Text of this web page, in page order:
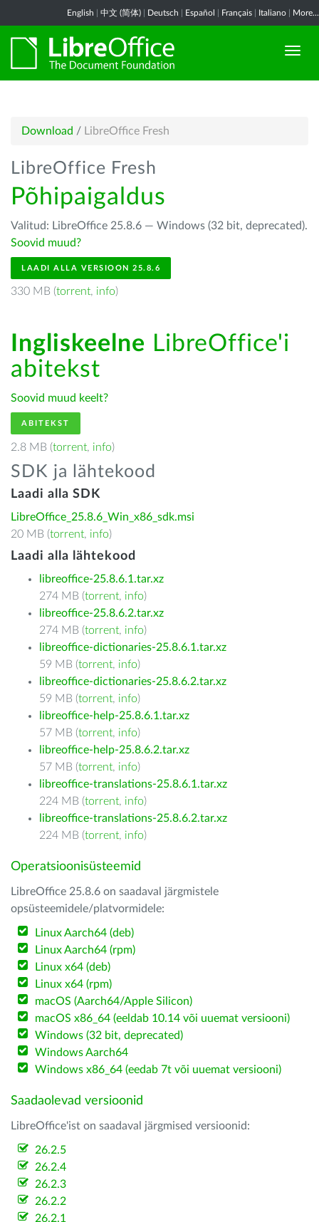
English 中文 (简体) Deutsch Español Français Italiano More...
Download / LibreOffice Fresh
LibreOffice Fresh
Põhipaigaldus
Valitud: LibreOffice 25.8.6 — Windows (32 bit, deprecated).
Soovid muud?
LAADI ALLA VERSIOON 25.8.6
330 MB (torrent, info)
Ingliskeelne LibreOffice'i
abitekst
Soovid muud keelt?
ABITEKST
2.8 MB (torrent, info)
SDK ja lähtekood
Laadi alla SDK
LibreOffice_25.8.6_Win_x86_sdk.msi
20 MB (torrent, info)
Laadi alla lähtekood
libreoffice-25.8.6.1.tar.xz
274 MB (torrent, info)
libreoffice-25.8.6.2.tar.xz
274 MB (torrent, info)
libreoffice-dictionaries-25.8.6.1.tar.xz
59 MB (torrent, info)
libreoffice-dictionaries-25.8.6.2.tar.xz
59 MB (torrent, info)
libreoffice-help-25.8.6.1.tar.xz
57 MB (torrent, info)
libreoffice-help-25.8.6.2.tar.xz
57 MB (torrent, info)
libreoffice-translations-25.8.6.1.tar.xz
224 MB (torrent, info)
libreoffice-translations-25.8.6.2.tar.xz
224 MB (torrent, info)
Operatsioonisüsteemid
LibreOffice 25.8.6 on saadaval järgmistele
opsüsteemidele/platvormidele:
Linux Aarch64 (deb)
Linux Aarch64 (rpm)
Linux x64 (deb)
Linux x64 (rpm)
macOS (Aarch64/Apple Silicon)
macOS x86_64 (eeldab 10.14 või uuemat versiooni)
Windows (32 bit, deprecated)
Windows Aarch64
Windows x86_64 (eedab 7t või uuemat versiooni)
Saadaolevad versioonid
LibreOffice'ist on saadaval järgmised versioonid:
26.2.5
26.2.4
26.2.3
26.2.2
26.2.1